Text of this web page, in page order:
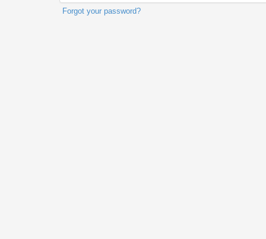
Forgot your password?